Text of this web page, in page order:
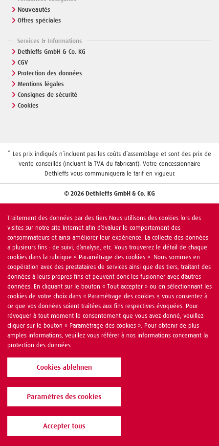
Nouveautés
Offres spéciales
Services & Informations
Dethleffs GmbH & Co. KG
CGV
Protection des données
Mentions légales
Consignes de sécurité
Cookies
* Les prix indiqués n´incluent pas les coûts d´assemblage et sont des prix de
vente conseillés (incluant la TVA du fabricant). Votre concessionnaire
Dethleffs vous communiquera le tarif en vigueur.
© 2026 Dethleffs GmbH & Co. KG
Traitement des données par des tiers Nous utilisons des cookies lors des
visites sur notre site Internet afin d’évaluer le comportement des
consommateurs et ainsi améliorer leur expérience. La collecte des données
a plusieurs fins : de suivi, d’analyse, etc. Vous trouverez le détail de chaque
cookies dans la rubrique « Paramétrage des cookies ». Nous sommes en
coopération avec des prestataires de services ainsi que des tiers, traitant des
données à leurs propres fins et peuvent donc les fusionner avec d’autres
données. En cliquant sur le bouton « Tout accepter » ou en sélectionnant les
cookies de votre choix dans « Paramétrage des cookies », vous consentez à
ce que vos données soient traitées aux fins respectives évoquées. Pour
révoquer à tout moment le consentement que vous avez donné, veuillez
cliquer sur le bouton « Paramétrage des cookies ». Pour obtenir de plus
amples informations, veuillez vous référer à nos informations concernant la
protection des données.
Cookies ablehnen
Paramètres des cookies
Accepter tous